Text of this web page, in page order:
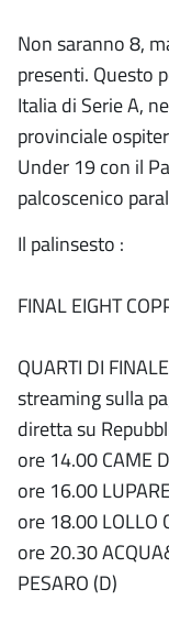
Non saranno 8,
presenti. Questo
Italia di Serie A,
provinciale
Under 19 con il
palcoscenico
Il palinsesto :
FINAL EIGHT
QUARTI DI
streaming sulla
diretta su
ore 14.00 CAME
ore 16.00
ore 18.00 LOLLO
ore 20.30
PESARO (D)